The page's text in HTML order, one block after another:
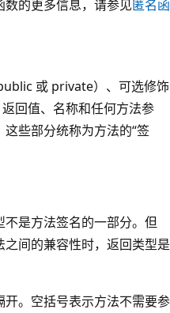
的更多信息，请参见匿名函
或 private）、可选修饰
回值、名称和任何方法参
这些部分统称为方法的“签
是方法签名的一部分。但
间的兼容性时，返回类型是
。空括号表示方法不需要参